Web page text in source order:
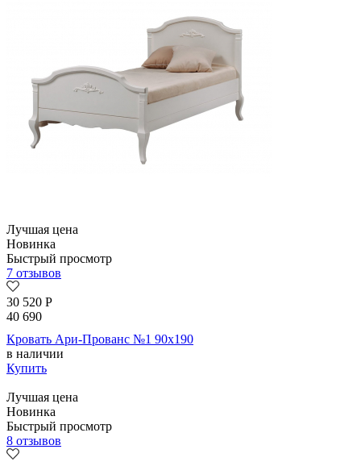
Лучшая цена
Новинка
Быстрый просмотр
7 отзывов
30 520 Р
40 690
Кровать Ари-Прованс №1 90х190
в наличии
Купить
Лучшая цена
Новинка
Быстрый просмотр
8 отзывов